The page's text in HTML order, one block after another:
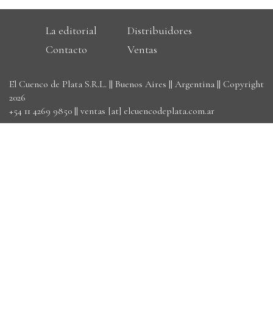
La editorial
Distribuidores
Contacto
Ventas
El Cuenco de Plata S.R.L. || Buenos Aires || Argentina || Copyright
2026
+54 11 4269 9850 || ventas [at] elcuencodeplata.com.ar